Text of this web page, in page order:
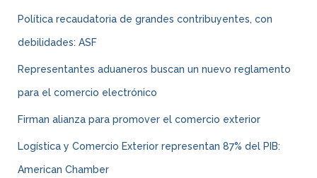
Política recaudatoria de grandes contribuyentes, con
debilidades: ASF
Representantes aduaneros buscan un nuevo reglamento
para el comercio electrónico
Firman alianza para promover el comercio exterior
Logística y Comercio Exterior representan 87% del PIB:
American Chamber